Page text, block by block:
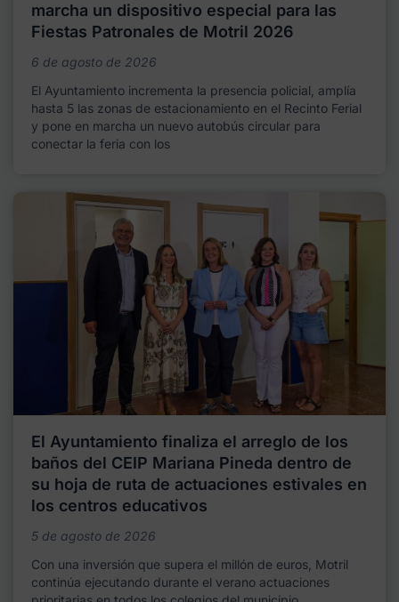
marcha un dispositivo especial para las
Fiestas Patronales de Motril 2026
6 de agosto de 2026
El Ayuntamiento incrementa la presencia policial, amplía
hasta 5 las zonas de estacionamiento en el Recinto Ferial
y pone en marcha un nuevo autobús circular para
conectar la feria con los
El Ayuntamiento finaliza el arreglo de los
baños del CEIP Mariana Pineda dentro de
su hoja de ruta de actuaciones estivales en
los centros educativos
5 de agosto de 2026
Con una inversión que supera el millón de euros, Motril
continúa ejecutando durante el verano actuaciones